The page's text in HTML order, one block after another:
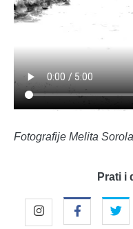
Fotografije Melita
Prati i